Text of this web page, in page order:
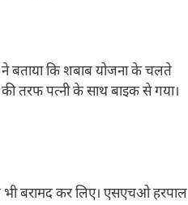
बताया कि शबाब योजना के चलते
तरफ पत्नी के साथ बाइक से गया।
बरामद कर लिए। एसएचओ हरपाल